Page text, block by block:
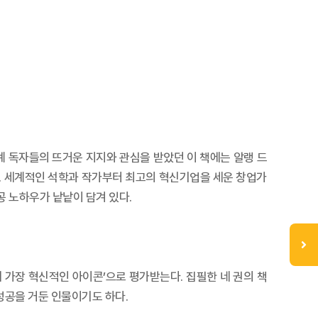
독자들의 뜨거운 지지와 관심을 받았던 이 책에는 알랭 드
계적인 석학과 작가부터 최고의 혁신기업을 세운 창업가
노하우가 낱낱이 담겨 있다.
장 혁신적인 아이콘’으로 평가받는다. 집필한 네 권의 책
을 거둔 인물이기도 하다.